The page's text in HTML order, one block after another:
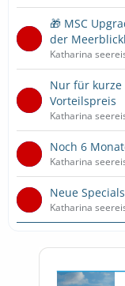
🎁 MSC
der
Katharina
Nur für kurze
Vorteilspreis
Katharina
Noch 6
Katharina
Neue
Katharina